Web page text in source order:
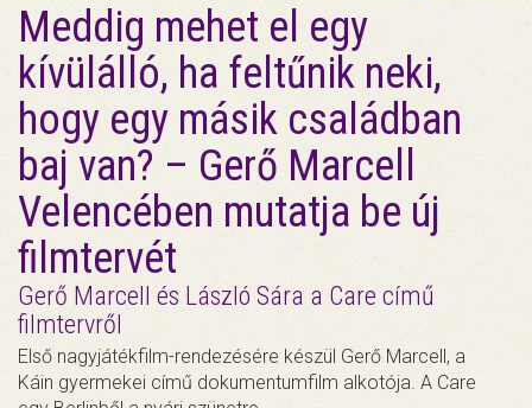
Meddig mehet el egy
kívülálló, ha feltűnik neki,
hogy egy másik családban
baj van? – Gerő Marcell
Velencében mutatja be új
filmtervét
Gerő Marcell és László Sára a Care című
filmtervről
Első nagyjátékfilm-rendezésére készül Gerő Marcell, a
Káin gyermekei című dokumentumfilm alkotója. A Care